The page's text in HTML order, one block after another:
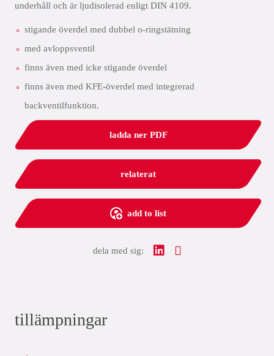
underhåll och är ljudisolerad enligt DIN 4109.
stigande överdel med dubbel o-ringstätning
med avloppsventil
finns även med icke stigande överdel
finns även med KFE-överdel med integrerad
backventilfunktion.
ladda ner PDF
relaterat
add to list
dela med sig:
tillämpningar